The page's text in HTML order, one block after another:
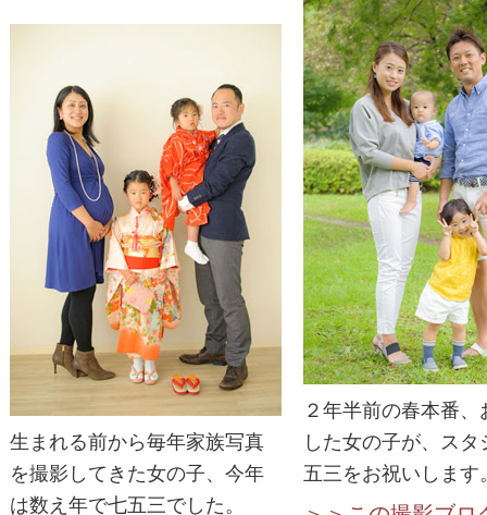
生まれる前から毎年家族写真
を撮影してきた女の子、今年
は数え年で七五三でした。
２年半前の春本番、
した女の子が、スタ
五三をお祝いします